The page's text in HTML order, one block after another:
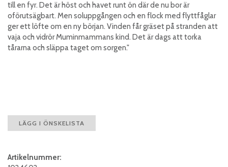
till en fyr. Det är höst och havet runt ön där de nu bor är
oförutsägbart. Men soluppgången och en flock med flyttfåglar
ger ett löfte om en ny början. Vinden får gräset på stranden att
vaja och vidrör Muminmammans kind. Det är dags att torka
tårarna och släppa taget om sorgen."
LÄGG I ÖNSKELISTA
Artikelnummer: